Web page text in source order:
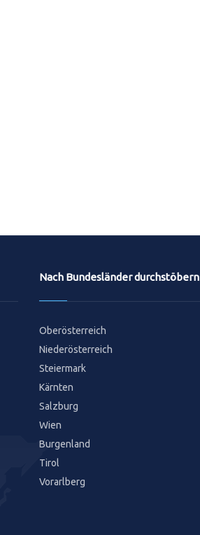
Nach Bundesländer durchstöbern
Oberösterreich
Niederösterreich
Steiermark
Kärnten
Salzburg
Wien
Burgenland
Tirol
Vorarlberg